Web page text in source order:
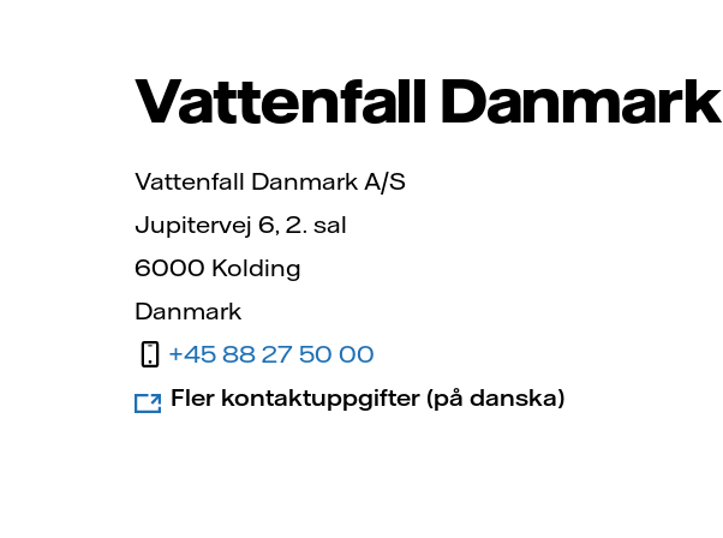
Vattenfall Danmark
Vattenfall Danmark A/S
Jupitervej 6, 2. sal
6000 Kolding
Danmark
+45 88 27 50 00
Fler kontaktuppgifter (på danska)